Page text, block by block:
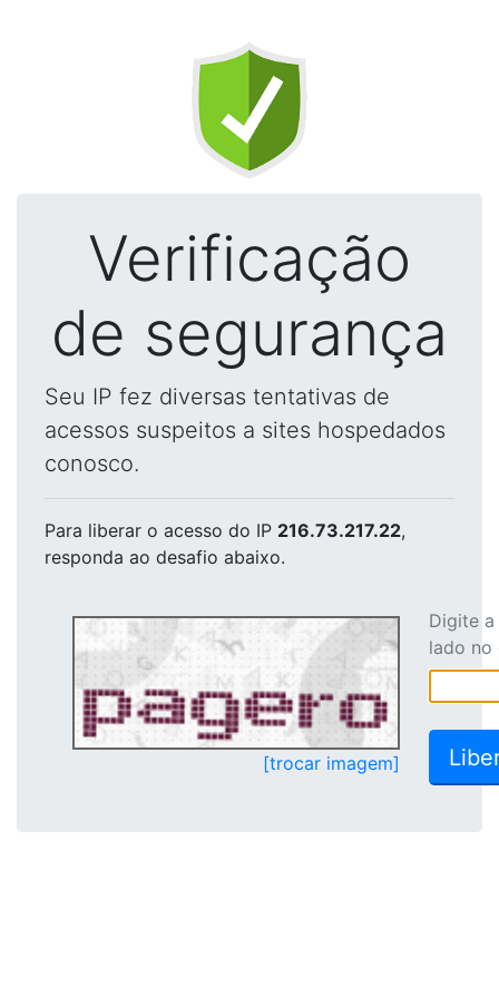
Verificação
de segurança
Seu IP fez diversas tentativas de
acessos suspeitos a sites hospedados
conosco.
Para liberar o acesso do IP 216.73.217.22,
responda ao desafio abaixo.
[trocar imagem]
Digite
lado no